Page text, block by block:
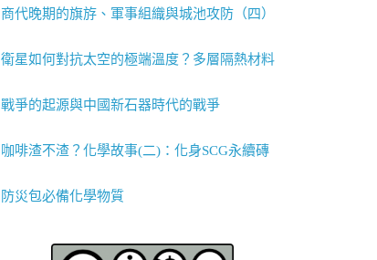
商代晚期的旗斿、軍事組織與城池攻防（四）
衛星如何對抗太空的極端溫度？多層隔熱材料
戰爭的起源與中國新石器時代的戰爭
咖啡渣不渣？化學故事(二)：化身SCG永續磚
防災包必備化學物質